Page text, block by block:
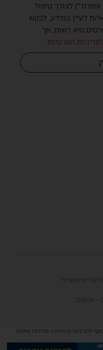
לצורך טיפול
ת לעיין במידע, לבקש
היא רשות, אך
הפרטיות.
אשדוד'
- פרסום'
למדיניות פרטיות ו-מדיניות שימוש.